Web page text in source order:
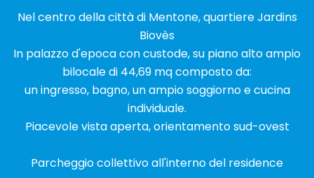
Nel centro della città di Mentone, quartiere Jardins
Biovès
In palazzo d'epoca con custode, su piano alto ampio
bilocale di 44,69 mq composto da:
un ingresso, bagno, un ampio soggiorno e cucina
individuale.
Piacevole vista aperta, orientamento sud-ovest
Parcheggio collettivo all'interno del residence